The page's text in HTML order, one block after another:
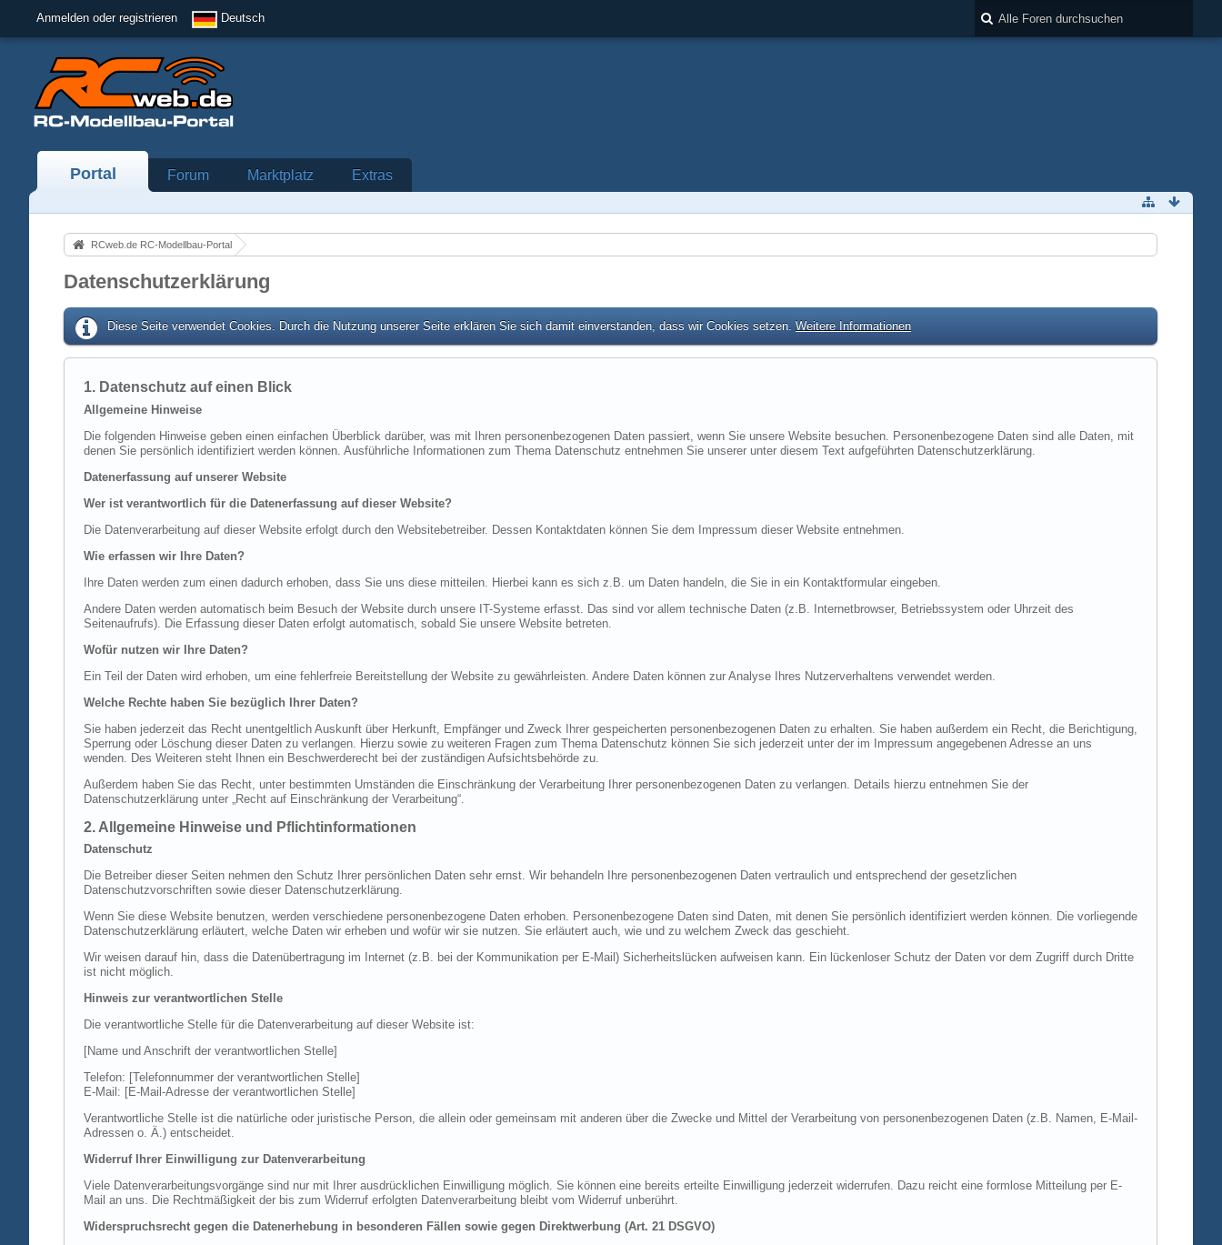
Anmelden oder registrieren Deutsch
Portal Forum Marktplatz Extras
RCweb.de RC-Modellbau-Portal
Datenschutzerklärung
Diese Seite verwendet Cookies. Durch die Nutzung unserer Seite erklären Sie sich damit einverstanden, dass wir Cookies setzen. Weitere Informationen
1. Datenschutz auf einen Blick
Allgemeine Hinweise
Die folgenden Hinweise geben einen einfachen Überblick darüber, was mit Ihren personenbezogenen Daten passiert, wenn Sie unsere Website besuchen. Personenbezogene Daten sind alle Daten, mit
denen Sie persönlich identifiziert werden können. Ausführliche Informationen zum Thema Datenschutz entnehmen Sie unserer unter diesem Text aufgeführten Datenschutzerklärung.
Datenerfassung auf unserer Website
Wer ist verantwortlich für die Datenerfassung auf dieser Website?
Die Datenverarbeitung auf dieser Website erfolgt durch den Websitebetreiber. Dessen Kontaktdaten können Sie dem Impressum dieser Website entnehmen.
Wie erfassen wir Ihre Daten?
Ihre Daten werden zum einen dadurch erhoben, dass Sie uns diese mitteilen. Hierbei kann es sich z.B. um Daten handeln, die Sie in ein Kontaktformular eingeben.
Andere Daten werden automatisch beim Besuch der Website durch unsere IT-Systeme erfasst. Das sind vor allem technische Daten (z.B. Internetbrowser, Betriebssystem oder Uhrzeit des
Seitenaufrufs). Die Erfassung dieser Daten erfolgt automatisch, sobald Sie unsere Website betreten.
Wofür nutzen wir Ihre Daten?
Ein Teil der Daten wird erhoben, um eine fehlerfreie Bereitstellung der Website zu gewährleisten. Andere Daten können zur Analyse Ihres Nutzerverhaltens verwendet werden.
Welche Rechte haben Sie bezüglich Ihrer Daten?
Sie haben jederzeit das Recht unentgeltlich Auskunft über Herkunft, Empfänger und Zweck Ihrer gespeicherten personenbezogenen Daten zu erhalten. Sie haben außerdem ein Recht, die Berichtigung,
Sperrung oder Löschung dieser Daten zu verlangen. Hierzu sowie zu weiteren Fragen zum Thema Datenschutz können Sie sich jederzeit unter der im Impressum angegebenen Adresse an uns
wenden. Des Weiteren steht Ihnen ein Beschwerderecht bei der zuständigen Aufsichtsbehörde zu.
Außerdem haben Sie das Recht, unter bestimmten Umständen die Einschränkung der Verarbeitung Ihrer personenbezogenen Daten zu verlangen. Details hierzu entnehmen Sie der
Datenschutzerklärung unter „Recht auf Einschränkung der Verarbeitung“.
2. Allgemeine Hinweise und Pflichtinformationen
Datenschutz
Die Betreiber dieser Seiten nehmen den Schutz Ihrer persönlichen Daten sehr ernst. Wir behandeln Ihre personenbezogenen Daten vertraulich und entsprechend der gesetzlichen
Datenschutzvorschriften sowie dieser Datenschutzerklärung.
Wenn Sie diese Website benutzen, werden verschiedene personenbezogene Daten erhoben. Personenbezogene Daten sind Daten, mit denen Sie persönlich identifiziert werden können. Die vorliegende
Datenschutzerklärung erläutert, welche Daten wir erheben und wofür wir sie nutzen. Sie erläutert auch, wie und zu welchem Zweck das geschieht.
Wir weisen darauf hin, dass die Datenübertragung im Internet (z.B. bei der Kommunikation per E-Mail) Sicherheitslücken aufweisen kann. Ein lückenloser Schutz der Daten vor dem Zugriff durch Dritte
ist nicht möglich.
Hinweis zur verantwortlichen Stelle
Die verantwortliche Stelle für die Datenverarbeitung auf dieser Website ist:
[Name und Anschrift der verantwortlichen Stelle]
Telefon: [Telefonnummer der verantwortlichen Stelle]
E-Mail: [E-Mail-Adresse der verantwortlichen Stelle]
Verantwortliche Stelle ist die natürliche oder juristische Person, die allein oder gemeinsam mit anderen über die Zwecke und Mittel der Verarbeitung von personenbezogenen Daten (z.B. Namen, E-Mail-
Adressen o. Ä.) entscheidet.
Widerruf Ihrer Einwilligung zur Datenverarbeitung
Viele Datenverarbeitungsvorgänge sind nur mit Ihrer ausdrücklichen Einwilligung möglich. Sie können eine bereits erteilte Einwilligung jederzeit widerrufen. Dazu reicht eine formlose Mitteilung per E-
Mail an uns. Die Rechtmäßigkeit der bis zum Widerruf erfolgten Datenverarbeitung bleibt vom Widerruf unberührt.
Widerspruchsrecht gegen die Datenerhebung in besonderen Fällen sowie gegen Direktwerbung (Art. 21 DSGVO)